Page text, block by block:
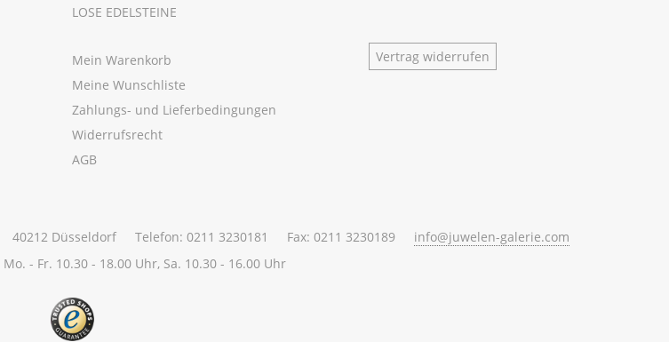
LOSE EDELSTEINE
Mein Warenkorb
Meine Wunschliste
Zahlungs- und Lieferbedingungen
Widerrufsrecht
AGB
Vertrag widerrufen
40212 Düsseldorf Telefon: 0211 3230181 Fax: 0211 3230189
info@juwelen-galerie.com
Mo. - Fr. 10.30 - 18.00 Uhr, Sa. 10.30 - 16.00 Uhr